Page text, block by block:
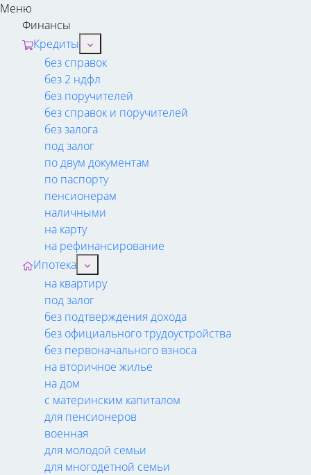
Меню
Финансы
Кредиты
без справок
без 2 ндфл
без поручителей
без справок и поручителей
без залога
под залог
по двум документам
по паспорту
пенсионерам
наличными
на карту
на рефинансирование
Ипотека
на квартиру
под залог
без подтверждения дохода
без официального трудоустройства
без первоначального взноса
на вторичное жилье
на дом
с материнским капиталом
для пенсионеров
военная
для молодой семьи
для многодетной семьи